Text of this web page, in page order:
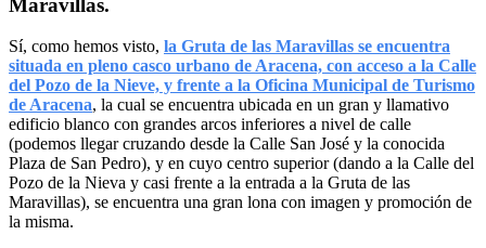
Sí, como hemos visto, la Gruta de las Maravillas se encuentra
situada en pleno casco urbano de Aracena, con acceso a la Calle
del Pozo de la Nieve, y frente a la Oficina Municipal de Turismo
de Aracena, la cual se encuentra ubicada en un gran y llamativo
edificio blanco con grandes arcos inferiores a nivel de calle
(podemos llegar cruzando desde la Calle San José y la conocida
Plaza de San Pedro), y en cuyo centro superior (dando a la Calle del
Pozo de la Nieva y casi frente a la entrada a la Gruta de las
Maravillas), se encuentra una gran lona con imagen y promoción de
la misma.